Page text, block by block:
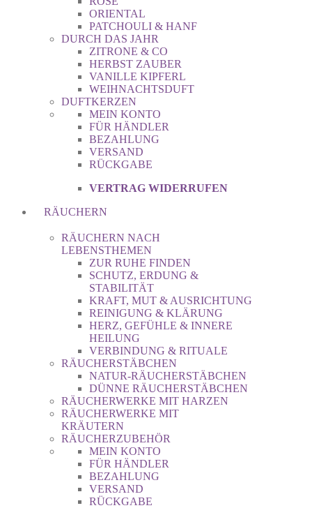
ORIENTAL
PATCHOULI & HANF
DURCH DAS JAHR
ZITRONE & CO
HERBST ZAUBER
VANILLE KIPFERL
WEIHNACHTSDUFT
DUFTKERZEN
MEIN KONTO
FÜR HÄNDLER
BEZAHLUNG
VERSAND
RÜCKGABE
VERTRAG WIDERRUFEN
RÄUCHERN
RÄUCHERN NACH
LEBENSTHEMEN
ZUR RUHE FINDEN
SCHUTZ, ERDUNG &
STABILITÄT
KRAFT, MUT & AUSRICHTUNG
REINIGUNG & KLÄRUNG
HERZ, GEFÜHLE & INNERE
HEILUNG
VERBINDUNG & RITUALE
RÄUCHERSTÄBCHEN
NATUR-RÄUCHERSTÄBCHEN
DÜNNE RÄUCHERSTÄBCHEN
RÄUCHERWERKE MIT HARZEN
RÄUCHERWERKE MIT
KRÄUTERN
RÄUCHERZUBEHÖR
MEIN KONTO
FÜR HÄNDLER
BEZAHLUNG
VERSAND
RÜCKGABE